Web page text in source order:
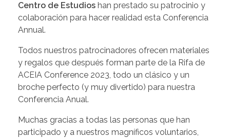
Centro de Estudios han prestado su patrocinio y
colaboración para hacer realidad esta Conferencia
Annual.
Todos nuestros patrocinadores ofrecen materiales
y regalos que después forman parte de la Rifa de
ACEIA Conference 2023, todo un clásico y un
broche perfecto (y muy divertido) para nuestra
Conferencia Anual.
Muchas gracias a todas las personas que han
participado y a nuestros magníficos voluntarios,